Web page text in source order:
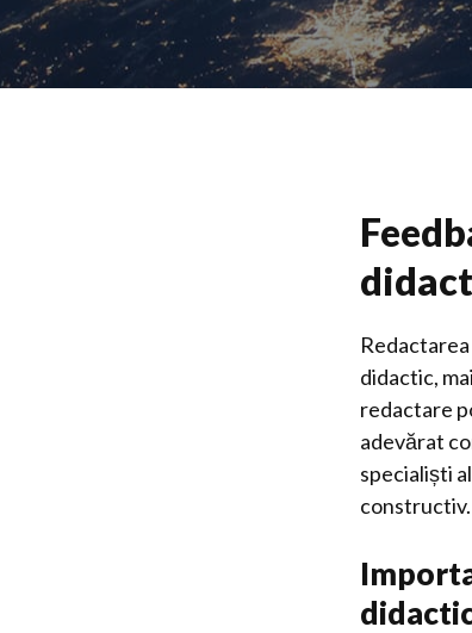
didactic,
redactare
adevărat
specialiști
constructiv.